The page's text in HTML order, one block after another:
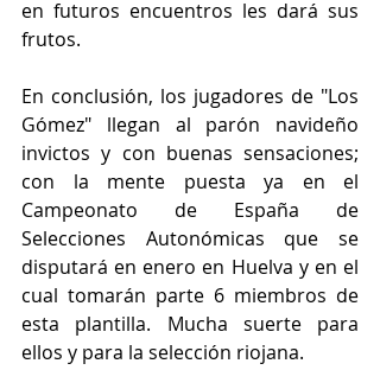
en futuros encuentros les dará sus
frutos.
En conclusión, los jugadores de "Los
Gómez" llegan al parón navideño
invictos y con buenas sensaciones;
con la mente puesta ya en el
Campeonato de España de
Selecciones Autonómicas que se
disputará en enero en Huelva y en el
cual tomarán parte 6 miembros de
esta plantilla. Mucha suerte para
ellos y para la selección riojana.